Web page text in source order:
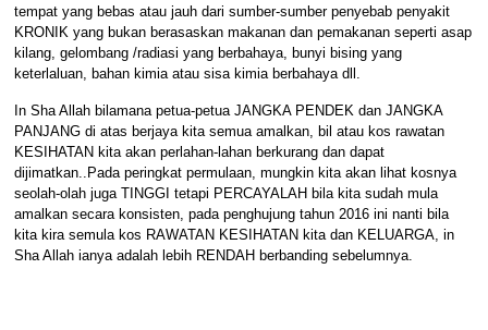
tempat yang bebas atau jauh dari sumber-sumber penyebab penyakit
KRONIK yang bukan berasaskan makanan dan pemakanan seperti asap
kilang, gelombang /radiasi yang berbahaya, bunyi bising yang
keterlaluan, bahan kimia atau sisa kimia berbahaya dll.
In Sha Allah bilamana petua-petua JANGKA PENDEK dan JANGKA
PANJANG di atas berjaya kita semua amalkan, bil atau kos rawatan
KESIHATAN kita akan perlahan-lahan berkurang dan dapat
dijimatkan..Pada peringkat permulaan, mungkin kita akan lihat kosnya
seolah-olah juga TINGGI tetapi PERCAYALAH bila kita sudah mula
amalkan secara konsisten, pada penghujung tahun 2016 ini nanti bila
kita kira semula kos RAWATAN KESIHATAN kita dan KELUARGA, in
Sha Allah ianya adalah lebih RENDAH berbanding sebelumnya.